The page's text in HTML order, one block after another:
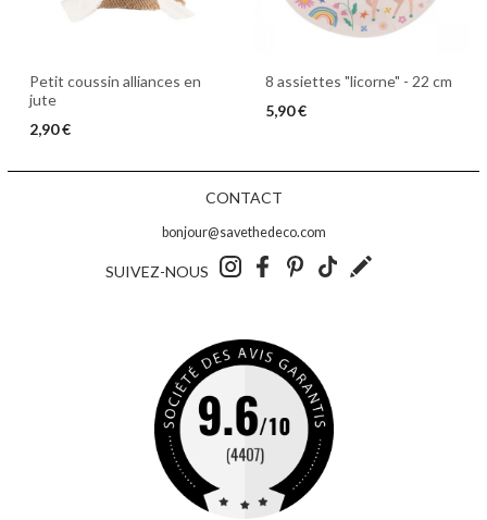
Petit coussin alliances en
jute
2,90 €
8 assiettes "licorne" - 22 cm
5,90 €
CONTACT
bonjour@savethedeco.com
SUIVEZ-NOUS